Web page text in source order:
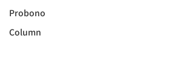
Probono
Column